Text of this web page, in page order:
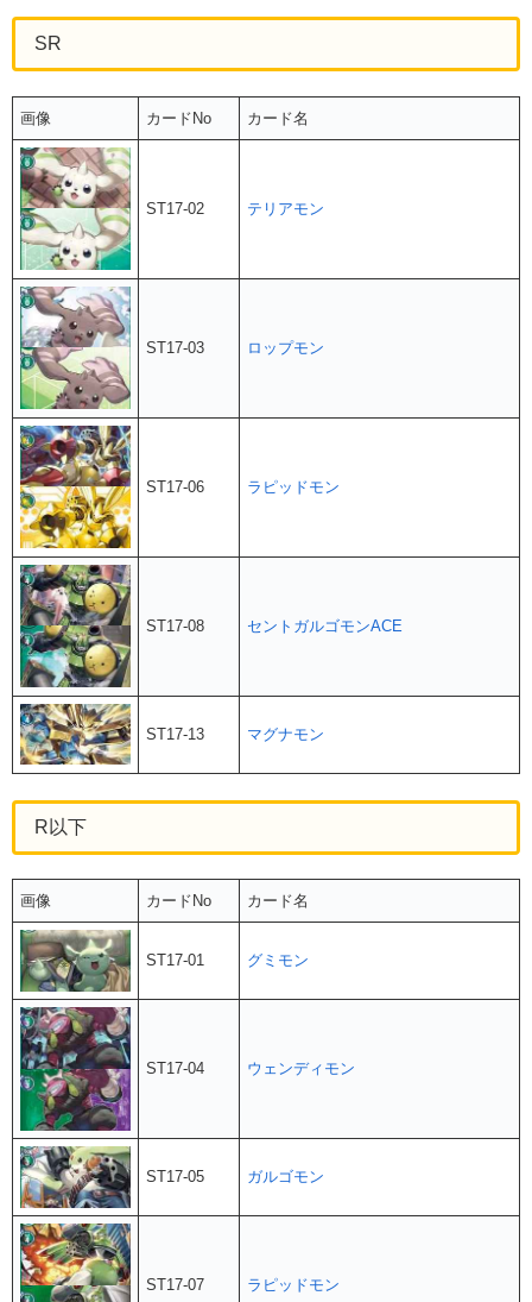
SR
画像 カードNo カード名
ST17-02 テリアモン
ST17-03 ロップモン
ST17-06 ラピッドモン
ST17-08 セントガルゴモンACE
ST17-13 マグナモン
R以下
画像 カードNo カード名
ST17-01 グミモン
ST17-04 ウェンディモン
ST17-05 ガルゴモン
ST17-07 ラピッドモン